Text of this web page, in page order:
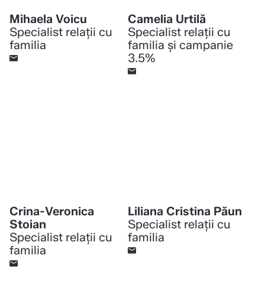
Mihaela Voicu
Specialist relații cu
familia
Camelia Urtilă
Specialist relații cu
familia și campanie
3.5%
Crina-Veronica
Stoian
Specialist relații cu
familia
Liliana Cristina Păun
Specialist relații cu
familia